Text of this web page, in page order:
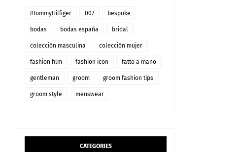
#TommyHilfiger 007 bespoke
bodas bodas españa bridal
colección masculina colección mujer
fashion film fashion icon fatto a mano
gentleman groom groom fashion tips
groom style menswear
CATEGORIES